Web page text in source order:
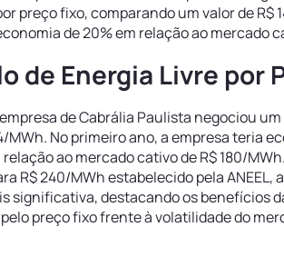
preço fixo, comparando um valor de R$
de 20% em relação ao mercado
de Energia Livre por
de Cabrália Paulista negociou
MWh. No primeiro ano, a empresa teria
ao mercado cativo de R$ 180/
R$ 240/MWh estabelecido pela ANEEL,
significativa, destacando os benefícios
preço fixo frente à volatilidade do